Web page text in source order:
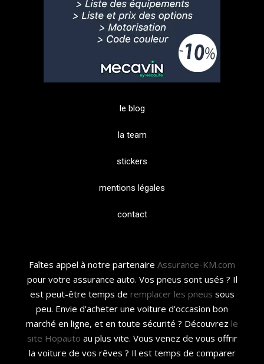
le blog
la team
stickers
mentions légales
contact
Faîtes appel à notre partenaire Assurance-KM.com
pour votre assurance auto. Vos pneus sont usés ? Il
est peut-être temps de remplacer les pneus sous
peu. Envie d'acheter une voiture d'occasion bon
marché en ligne, et en toute sécurité ? Découvrez le
site Hopauto au plus vite. Vous venez de vous offrir
la voiture de vos rêves ? Il est temps de comparer